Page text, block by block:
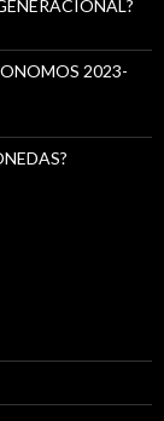
2023-